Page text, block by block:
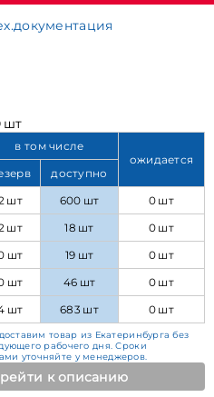
шт
в том числе
ожидается
доступно
шт 600 шт
0 шт
шт 18 шт
0 шт
шт 19 шт
0 шт
шт 46 шт
0 шт
шт 683 шт 0 шт
товар из Екатеринбурга без
рабочего дня. Сроки
уточняйте у менеджеров.
к описанию